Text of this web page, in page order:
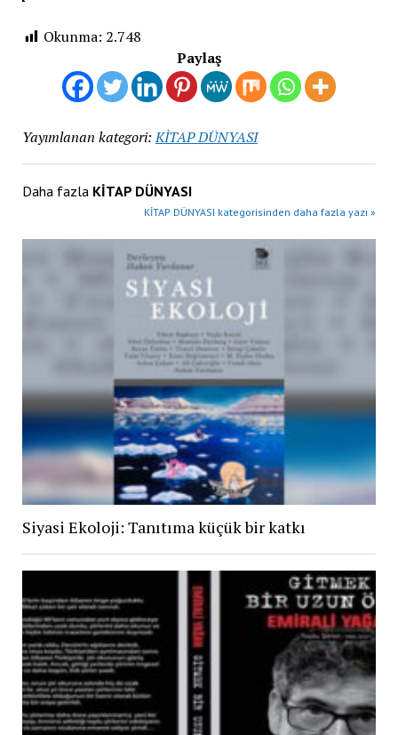
Okunma: 2.748
Paylaş
Yayımlanan kategori: KİTAP DÜNYASI
Daha fazla KİTAP DÜNYASI
KİTAP DÜNYASI kategorisinden daha fazla yazı »
Siyasi Ekoloji: Tanıtıma küçük bir katkı